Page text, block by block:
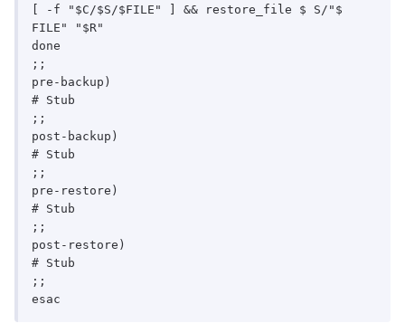
[ -f "$C/$S/$FILE" ] && restore_file $ S/"$
FILE" "$R"
done
;;
pre-backup)
# Stub
;;
post-backup)
# Stub
;;
pre-restore)
# Stub
;;
post-restore)
# Stub
;;